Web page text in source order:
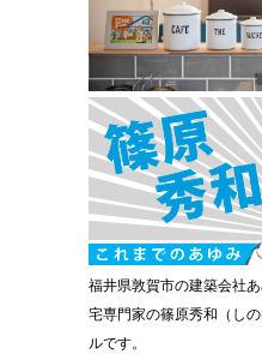
福井県敦賀市の建築会社
宅専門家の篠原秀和（し
ルです。